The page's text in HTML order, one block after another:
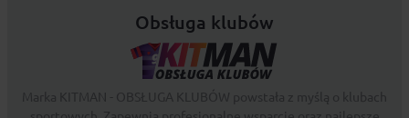
Obsługa klubów